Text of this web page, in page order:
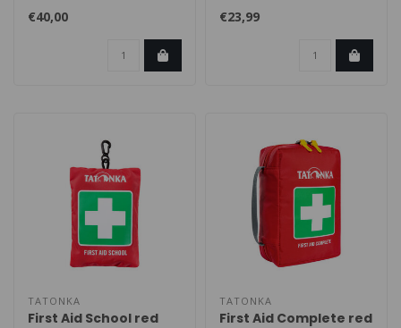
Geschikt voor één dag..
€40,00
groot verschil maken. Alleen
het tijdi..
€23,99
TATONKA
First Aid School red
TATONKA
First Aid Complete red